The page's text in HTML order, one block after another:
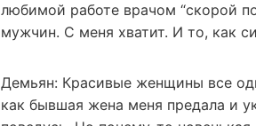
любимой работе врачом “скорой
мужчин. С меня хватит. И то, как
Демьян: Красивые женщины все
как бывшая жена меня предала и